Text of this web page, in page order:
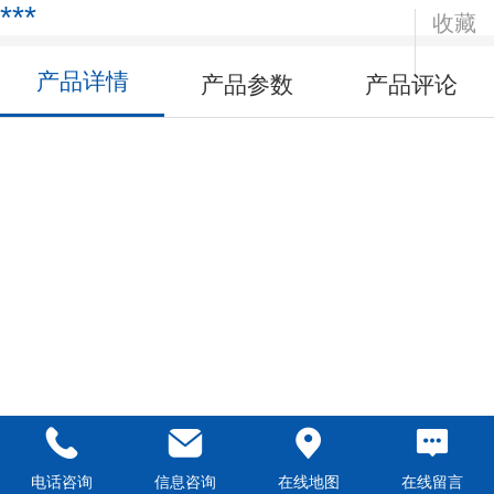
*** 收藏
产品详情 产品参数 产品评论
电话咨询 信息咨询 在线地图 在线留言